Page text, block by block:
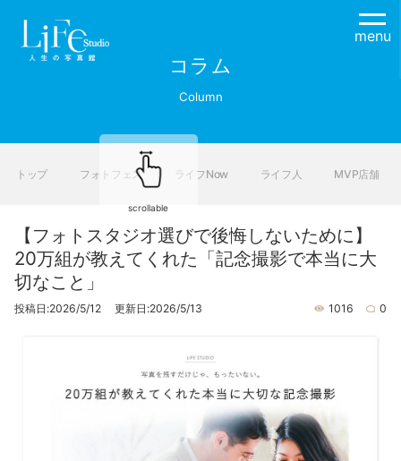
menu
コラム
Column
トップ フォトフェス ライフNow ライフ人 MVP店舗
【フォトスタジオ選びで後悔しないために】
20万組が教えてくれた「記念撮影で本当に大
切なこと」
投稿日:2026/5/12 更新日:2026/5/13 1016 0